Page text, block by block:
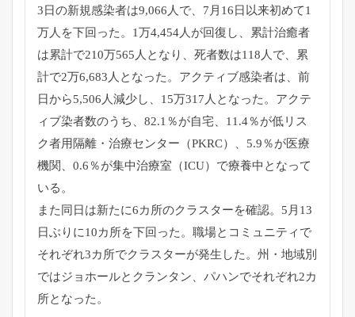
3日の新規感染者は9,066人で、 7月16日以来初めて1
万人を下回った。1万4,454人が回復し、累計治癒者
は累計で210万565人となり、 死者数は118人で、累
計で2万6,683人となった。 アクティブ感染者は、前
日から5,506人減少し、 15万317人となった。アクテ
ィブ染者数のうち、82.1％が自宅、11.4％が低リス
ク者用隔離・治療センター（PKRC）、5.9％が医療
機関、0.6％が集中治療室（ICU）で療養中となって
いる。
また同日は新たに6カ所のクラスターを確認。 5月13
日ぶりに10カ所を下回った。 職場とコミュニティで
それぞれ3カ所でクラスターが発生した。 州・地域別
ではジョホールとクランタン、 パハンでそれぞれ2カ
所となった。